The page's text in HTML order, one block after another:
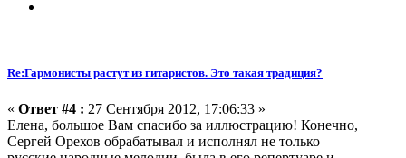
Re:Гармонисты растут из гитаристов. Это такая традиция?
« Ответ #4 : 27 Сентября 2012, 17:06:33 »
Елена, большое Вам спасибо за иллюстрацию! Конечно,
Сергей Орехов обрабатывал и исполнял не только